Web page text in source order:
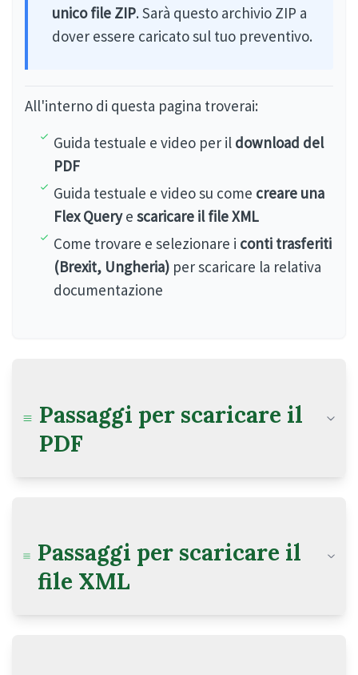
unico file ZIP. Sarà questo archivio ZIP a
dover essere caricato sul tuo preventivo.
All'interno di questa pagina troverai:
Guida testuale e video per il download del
PDF
Guida testuale e video su come creare una
Flex Querye scaricare il file XML
Come trovare e selezionare i conti trasferiti
(Brexit, Ungheria)per scaricare la relativa
documentazione
Passaggi per scaricare il
PDF
Passaggi per scaricare il
file XML